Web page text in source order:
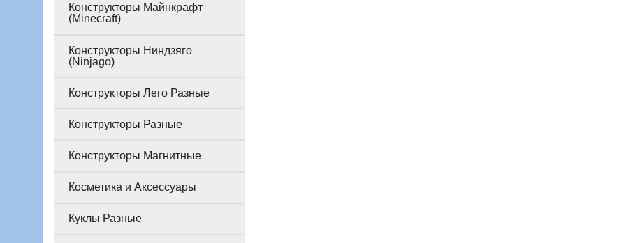
Конструкторы Майнкрафт
(Minecraft)
Конструкторы Ниндзяго
(Ninjago)
Конструкторы Лего Разные
Конструкторы Разные
Конструкторы Магнитные
Косметика и Аксессуары
Куклы Разные